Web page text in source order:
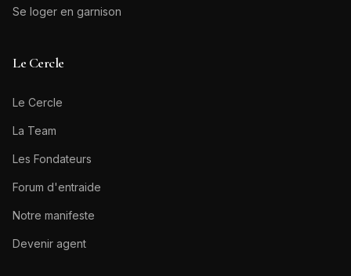
Se loger en garnison
Le Cercle
Le Cercle
La Team
Les Fondateurs
Forum d'entraide
Notre manifeste
Devenir agent